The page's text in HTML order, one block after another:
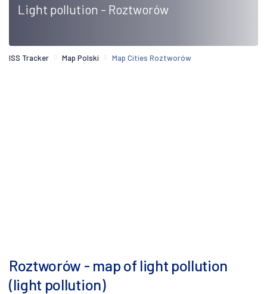
Light pollution - Roztworów
ISS Tracker Map Polski Map Cities Roztworów
Roztworów - map of light pollution
(light pollution)